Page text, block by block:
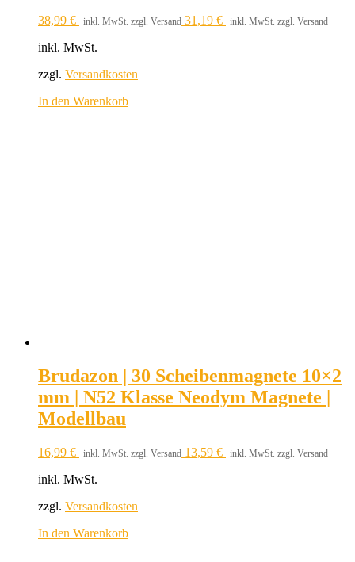
38,99€ inkl. MwSt. zzgl. Versand 31,19 € inkl. MwSt. zzgl. Versand
inkl. MwSt.
zzgl. Versandkosten
In den Warenkorb
Brudazon | 30 Scheibenmagnete 10×2
mm | N52 Klasse Neodym Magnete |
Modellbau
16,99€ inkl. MwSt. zzgl. Versand 13,59 € inkl. MwSt. zzgl. Versand
inkl. MwSt.
zzgl. Versandkosten
In den Warenkorb